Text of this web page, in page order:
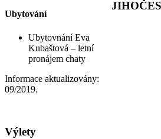
Ubytování
Ubytovnání Eva
Kubaštová – letní
pronájem chaty
Informace aktualizovány:
09/2019.
Výlety